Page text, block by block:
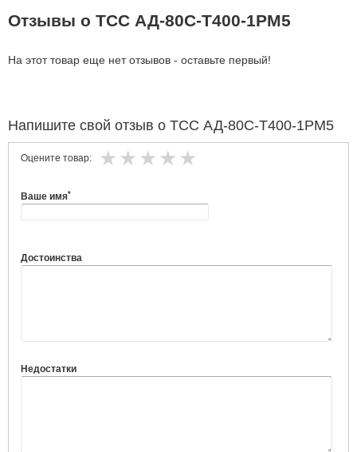
Отзывы о ТСС АД-80С-Т400-1РМ5
На этот товар еще нет отзывов - оставьте первый!
Напишите свой отзыв о ТСС АД-80С-Т400-1РМ5
Оцените товар:
Ваше имя*
Достоинства
Недостатки